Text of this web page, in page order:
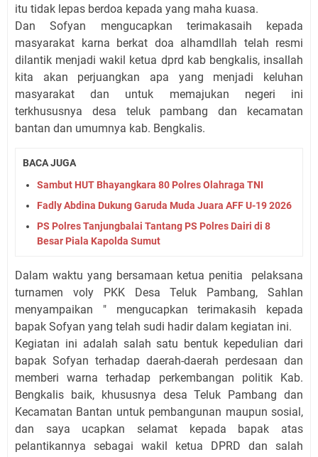
itu tidak lepas berdoa kepada yang maha kuasa.
Dan Sofyan mengucapkan terimakasaih kepada
masyarakat karna berkat doa alhamdllah telah resmi
dilantik menjadi wakil ketua dprd kab bengkalis, insallah
kita akan perjuangkan apa yang menjadi keluhan
masyarakat dan untuk memajukan negeri ini
terkhususnya desa teluk pambang dan kecamatan
bantan dan umumnya kab. Bengkalis.
BACA JUGA
Sambut HUT Bhayangkara 80 Polres Olahraga TNI
Fadly Abdina Dukung Garuda Muda Juara AFF U-19 2026
PS Polres Tanjungbalai Tantang PS Polres Dairi di 8
Besar Piala Kapolda Sumut
Dalam waktu yang bersamaan ketua penitia pelaksana
turnamen voly PKK Desa Teluk Pambang, Sahlan
menyampaikan " mengucapkan terimakasih kepada
bapak Sofyan yang telah sudi hadir dalam kegiatan ini.
Kegiatan ini adalah salah satu bentuk kepedulian dari
bapak Sofyan terhadap daerah-daerah perdesaan dan
memberi warna terhadap perkembangan politik Kab.
Bengkalis baik, khususnya desa Teluk Pambang dan
Kecamatan Bantan untuk pembangunan maupun sosial,
dan saya ucapkan selamat kepada bapak atas
pelantikannya sebagai wakil ketua DPRD dan salah